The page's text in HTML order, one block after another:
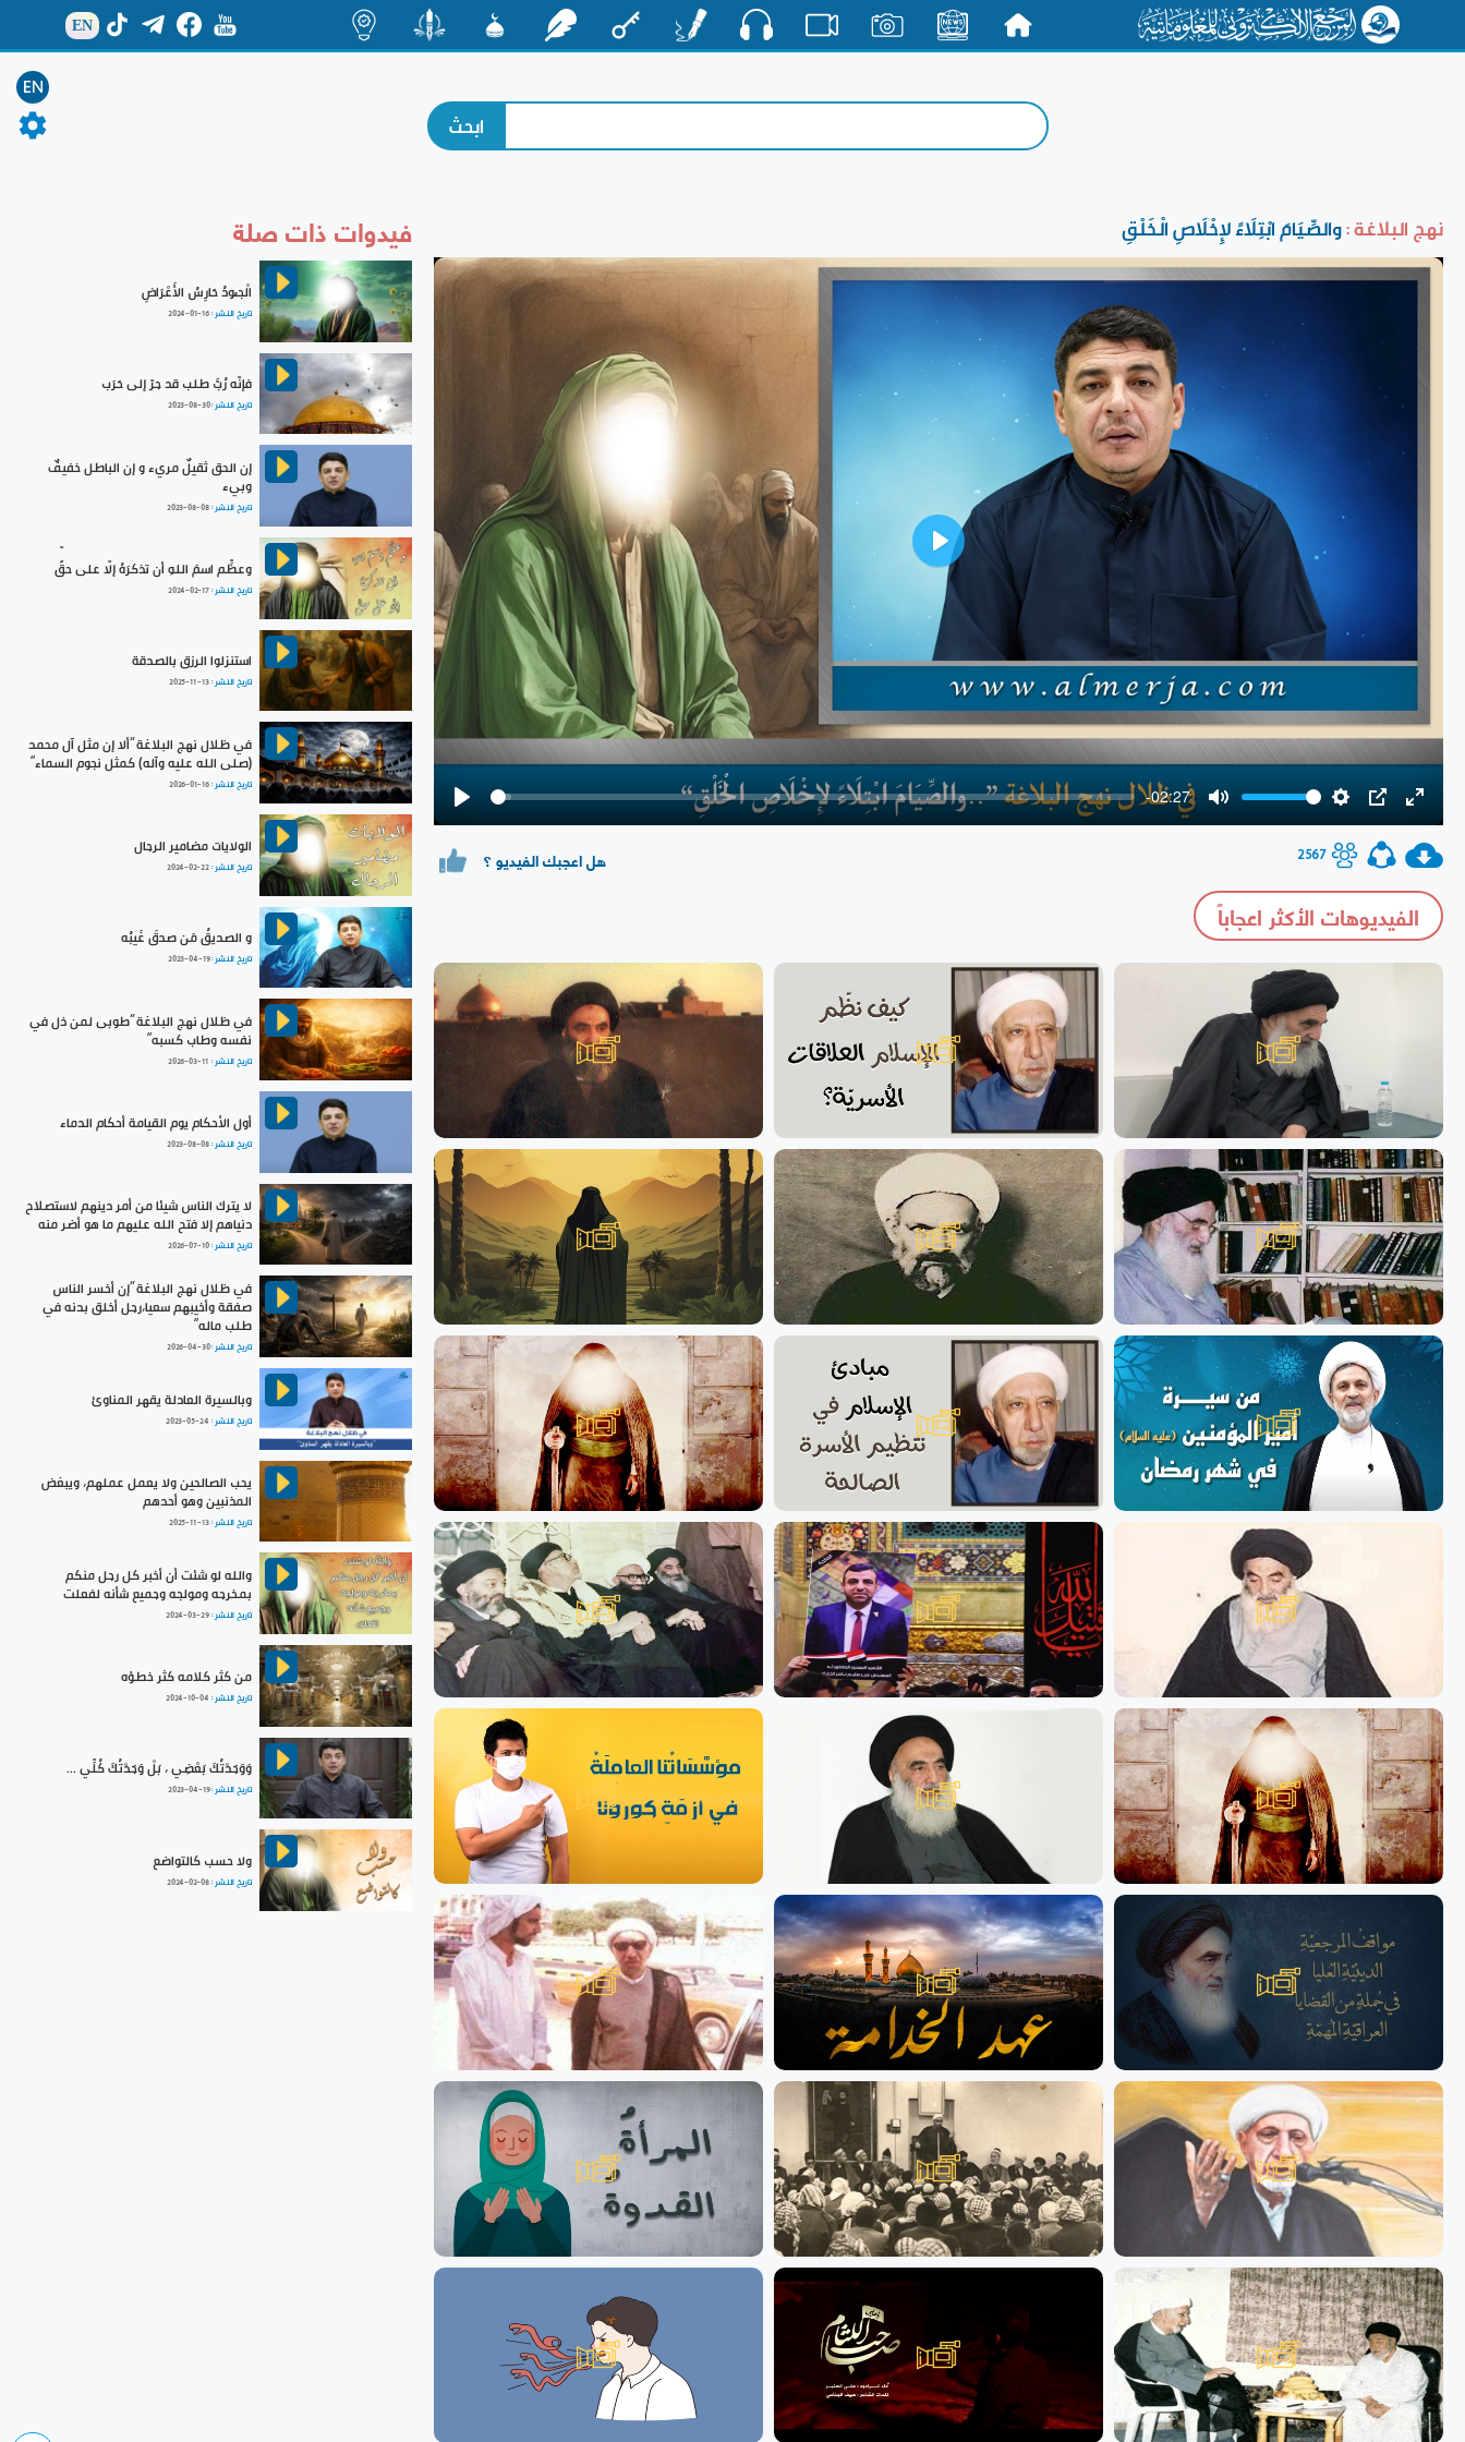
EN
EN
نهج البلاغة :والصِّيَامَ ابْتِلَاءً لإِخْلَاصِ الْخَلْقِ
-02:27
Enter
Play
2567 هل اعجبك الفيديو ؟
الفيديوهات الأكثر اعجاباً
فيدوات ذات صلة
الْجـُودُ حَارِسُ الأَعْرَاضِ
تاريخ النشر :2024-01-16
فإنّه رُبَّ طلب قد جرّ إلى حَرَب
تاريخ النشر :2023-08-30
إن الحق ثقيلٌ مريء و إن الباطل خفيفٌ
وبيء
تاريخ النشر :2023-08-08
وعظِّم اسمَ اللهِ أن تذكرَهُ إلّا على حقٍّ
تاريخ النشر :2024-02-17
استنزلوا الرزق بالصدقة
تاريخ النشر :2025-11-13
في ظلال نهج البلاغة ”ألا إن مثل آل محمد
(صلى الله عليه وآله) كمثل نجوم السماء“
تاريخ النشر :2026-01-16
الولايات مضامير الرجال
تاريخ النشر :2024-02-22
و الصديقُ مَن صدقَ غَيبُه
تاريخ النشر :2023-04-19
في ظلال نهج البلاغة ”طوبى لمن ذل في
نفسه وطاب كسبه“
تاريخ النشر : 2026-03-11
أول الأحكام يوم القيامة أحكام الدماء
تاريخ النشر :2023-08-08
لا يترك الناس شيئا من أمر دينهم لاستصلاح
دنياهم إلا فتح الله عليهم ما هو أضر منه
تاريخ النشر :2026-07-10
في ظلال نهج البلاغة ”إن أخسر الناس
صفقة وأخيبهم سعيا،رجل أخلق بدنه في
طلب ماله“
تاريخ النشر :2026-04-30
وبالسيرة العادلة يقهر المناوئ
تاريخ النشر : 2023-05-24
يحب الصالحين ولا يعمل عملهم، ويبغض
المذنبين وهو أحدهم
تاريخ النشر :2025-11-13
والله لو شئت أن أخبر كل رجل منكم
بمخرجه ومولجه وجميع شأنه لفعلت
تاريخ النشر :2024-03-29
من كثر كلامه كثر خطؤه
تاريخ النشر : 2024-10-04
وَوَجَدْتُكَ بَعْضِي ، بَلْ وَجَدْتُكَ كُلِّي ...
تاريخ النشر :2023-04-19
ولا حسب كالتواضع
تاريخ النشر :2024-02-08